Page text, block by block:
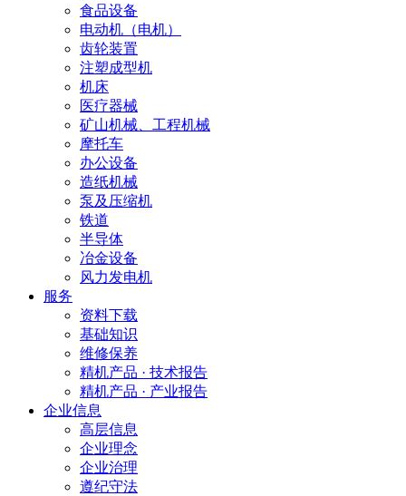
食品设备
电动机（电机）
齿轮装置
注塑成型机
机床
医疗器械
矿山机械、工程机械
摩托车
办公设备
造纸机械
泵及压缩机
铁道
半导体
冶金设备
风力发电机
服务
资料下载
基础知识
维修保养
精机产品 · 技术报告
精机产品 · 产业报告
企业信息
高层信息
企业理念
企业治理
遵纪守法